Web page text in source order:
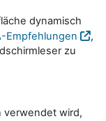
dynamisch
Empfehlungen
,
zu
verwendet wird,